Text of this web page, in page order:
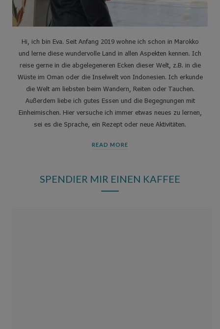
Hi, ich bin Eva. Seit Anfang 2019 wohne ich schon in Marokko
und lerne diese wundervolle Land in allen Aspekten kennen. Ich
reise gerne in die abgelegeneren Ecken dieser Welt, z.B. in die
Wüste im Oman oder die Inselwelt von Indonesien. Ich erkunde
die Welt am liebsten beim Wandern, Reiten oder Tauchen.
Außerdem liebe ich gutes Essen und die Begegnungen mit
Einheimischen. Hier versuche ich immer etwas neues zu lernen,
sei es die Sprache, ein Rezept oder neue Aktivitäten.
READ MORE
SPENDIER MIR EINEN KAFFEE